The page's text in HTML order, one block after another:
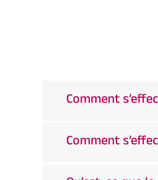
Comment
Comment